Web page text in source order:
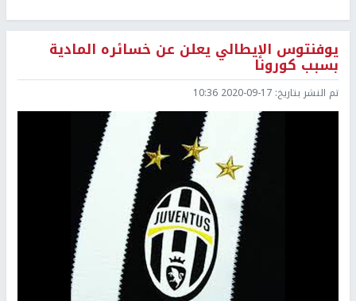
يوفنتوس الإيطالي يعلن عن خسائره المادية
بسبب كورونا
تم النشر بتاريخ: 2020-09-17 10:36